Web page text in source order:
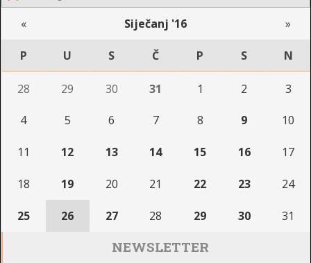
« Siječanj '16 »
P U S Č P S N
28 29 30 31 1 2 3
4 5 6 7 8 9 10
11 12 13 14 15 16 17
18 19 20 21 22 23 24
25 26 27 28 29 30 31
NEWSLETTER